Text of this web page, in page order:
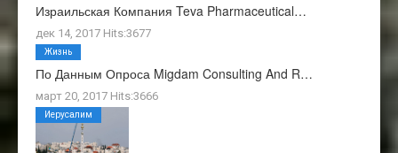
Израильская Компания Teva Pharmaceutical…
дек 14, 2017 Hits:3677
По Данным Опроса Migdam Consulting And R…
март 20, 2017 Hits:3666
Жизнь
Иерусалим